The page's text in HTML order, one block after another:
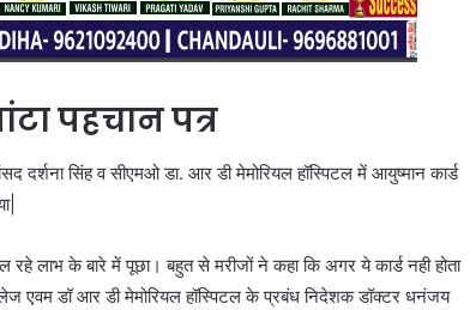
पहचान पत्र
दर्शना सिंह व सीएमओ डा. आर डी मेमोरियल हॉस्पिटल में आयुष्मान कार्ड
रहे लाभ के बारे में पूछा। बहुत से मरीजों ने कहा कि अगर ये कार्ड नही होता
एवम डॉ आर डी मेमोरियल हॉस्पिटल के प्रबंध निदेशक डॉक्टर धनंजय